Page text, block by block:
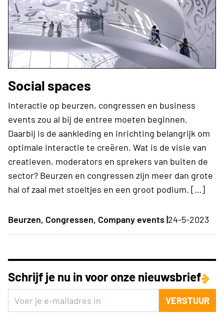
Social spaces
Interactie op beurzen, congressen en business
events zou al bij de entree moeten beginnen.
Daarbij is de aankleding en inrichting belangrijk om
optimale interactie te creëren. Wat is de visie van
creatieven, moderators en sprekers van buiten de
sector? Beurzen en congressen zijn meer dan grote
hal of zaal met stoeltjes en een groot podium. […]
Beurzen, Congressen, Company events |24-5-2023
Schrijf je nu in voor onze nieuwsbrief
VERSTUUR